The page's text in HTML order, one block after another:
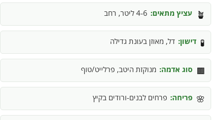
🪴 עציץ מתאים: 4-6 ליטר, רחב
🧪 דישון: דל, מאוזן בעונת גדילה
🟫 סוג אדמה: מנוקזת היטב, פרלייט/טוף
🌸 פריחה: פרחים לבנים-ורודים בקיץ